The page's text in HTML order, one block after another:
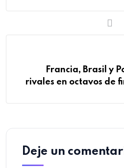
Francia, Brasil y
rivales en octavos de
Deje un